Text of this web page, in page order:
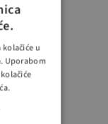
u
Uporabom